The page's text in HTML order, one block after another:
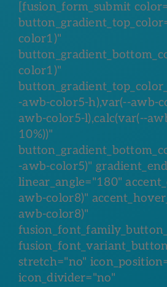
[fusion_form_submit
color1)"
color1)"
-awb-color5-h),var(--awb-
awb-color5-l),calc(var(--
10%))"
-awb-color5)"
linear_angle="180"
awb-color8)"
awb-color8)"
stretch="no"
icon_divider="no"